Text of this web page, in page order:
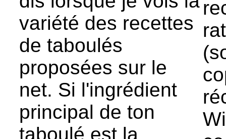
variété des recettes
de taboulés
proposées sur le
net. Si l'ingrédient
principal de ton
taboulé est la